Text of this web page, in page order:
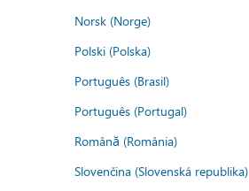
Norsk (Norge)
Polski (Polska)
Português (Brasil)
Português (Portugal)
Română (România)
Slovenčina (Slovenská republika)